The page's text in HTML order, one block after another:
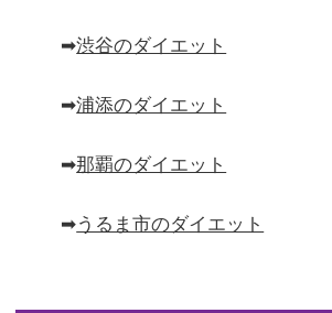
➡︎渋谷のダイエット
➡︎浦添のダイエット
➡︎那覇のダイエット
➡︎うるま市のダイエット